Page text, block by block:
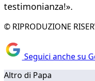
testimonianza!».
© RIPRODUZIONE
Seguici anche su
Altro di Papa